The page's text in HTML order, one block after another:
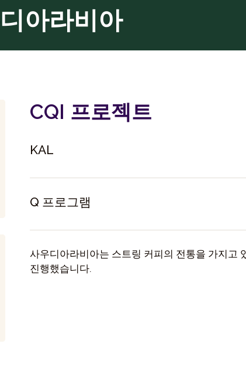
아라비아
CQI 프로젝트
KAL
Q 프로그램
사우디아라비아는 스트링 커피의 전통을 가지고
진행했습니다.